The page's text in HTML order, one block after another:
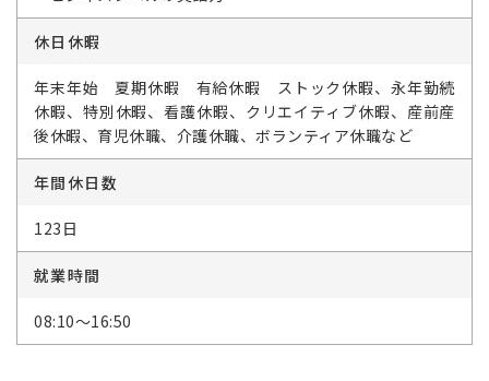
休日休暇
年末年始 夏期休暇 有給休暇 ストック休暇、永年勤続
休暇、特別休暇、看護休暇、クリエイティブ休暇、産前産
後休暇、育児休職、介護休職、ボランティア休職など
年間休日数
123日
就業時間
08:10～16:50